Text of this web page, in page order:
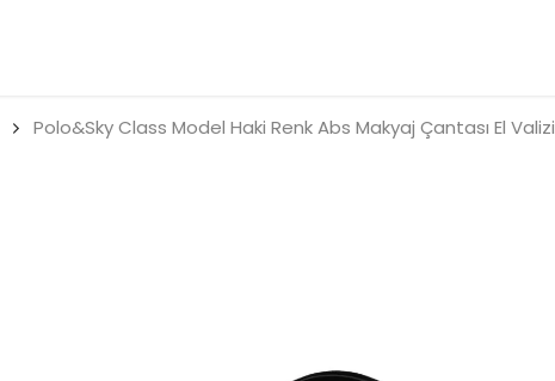
Polo&Sky Class Model Haki Renk Abs Makyaj Çantası El Valizi